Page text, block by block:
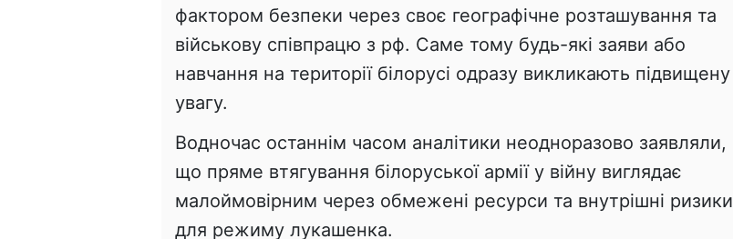
фактором безпеки через своє географічне розташування та
військову співпрацю з рф. Саме тому будь-які заяви або
навчання на території білорусі одразу викликають підвищену
увагу.
Водночас останнім часом аналітики неодноразово заявляли,
що пряме втягування білоруської армії у війну виглядає
малоймовірним через обмежені ресурси та внутрішні ризики
для режиму лукашенка.